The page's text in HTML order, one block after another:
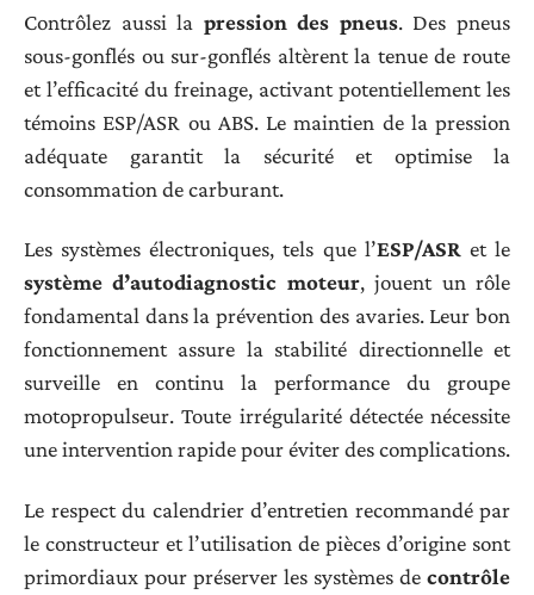
Contrôlez aussi la pression des pneus. Des pneus
sous-gonflés ou sur-gonflés altèrent la tenue de route
et l’efficacité du freinage, activant potentiellement les
témoins ESP/ASR ou ABS. Le maintien de la pression
adéquate garantit la sécurité et optimise la
consommation de carburant.
Les systèmes électroniques, tels que l’ESP/ASR et le
système d’autodiagnostic moteur, jouent un rôle
fondamental dans la prévention des avaries. Leur bon
fonctionnement assure la stabilité directionnelle et
surveille en continu la performance du groupe
motopropulseur. Toute irrégularité détectée nécessite
une intervention rapide pour éviter des complications.
Le respect du calendrier d’entretien recommandé par
le constructeur et l’utilisation de pièces d’origine sont
primordiaux pour préserver les systèmes de contrôle